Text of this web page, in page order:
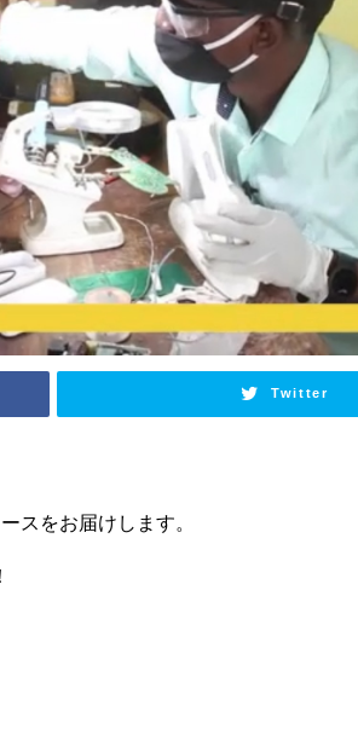
Twitter
スをお届けします。